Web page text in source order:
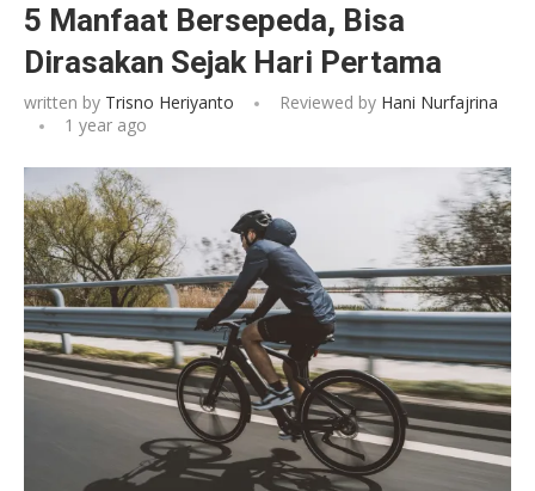
5 Manfaat Bersepeda, Bisa
Dirasakan Sejak Hari Pertama
written by Trisno Heriyanto Reviewed by Hani Nurfajrina
1 year ago